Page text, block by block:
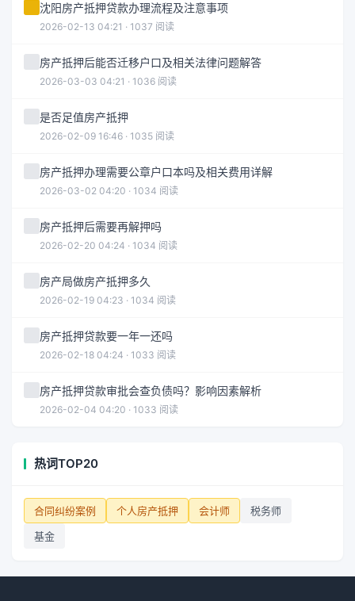
沈阳房产抵押贷款办理流程及注意事项
2026-02-13 04:21 · 1037 阅读
房产抵押后能否迁移户口及相关法律问题解答
2026-03-03 04:21 · 1036 阅读
是否足值房产抵押
2026-02-09 16:46 · 1035 阅读
房产抵押办理需要公章户口本吗及相关费用详解
2026-03-02 04:20 · 1034 阅读
房产抵押后需要再解押吗
2026-02-20 04:24 · 1034 阅读
房产局做房产抵押多久
2026-02-19 04:23 · 1034 阅读
房产抵押贷款要一年一还吗
2026-02-18 04:24 · 1033 阅读
房产抵押贷款审批会查负债吗？影响因素解析
2026-02-04 04:20 · 1033 阅读
热词TOP20
合同纠纷案例 个人房产抵押 会计师
税务师
基金